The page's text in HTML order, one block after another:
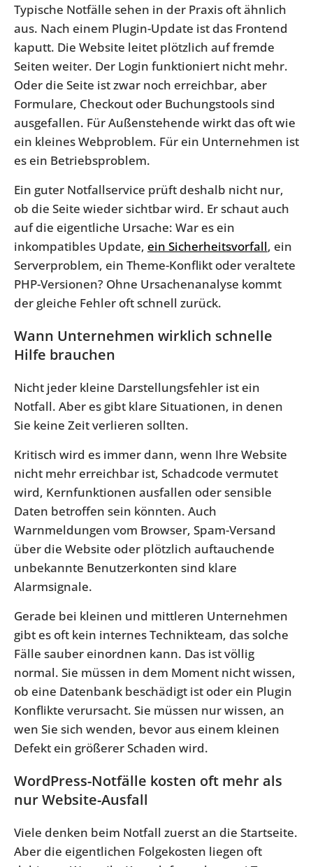
Typische Notfälle sehen in der Praxis oft ähnlich
aus. Nach einem Plugin-Update ist das Frontend
kaputt. Die Website leitet plötzlich auf fremde
Seiten weiter. Der Login funktioniert nicht mehr.
Oder die Seite ist zwar noch erreichbar, aber
Formulare, Checkout oder Buchungstools sind
ausgefallen. Für Außenstehende wirkt das oft wie
ein kleines Webproblem. Für ein Unternehmen ist
es ein Betriebsproblem.
Ein guter Notfallservice prüft deshalb nicht nur,
ob die Seite wieder sichtbar wird. Er schaut auch
auf die eigentliche Ursache: War es ein
inkompatibles Update, ein Sicherheitsvorfall, ein
Serverproblem, ein Theme-Konflikt oder veraltete
PHP-Versionen? Ohne Ursachenanalyse kommt
der gleiche Fehler oft schnell zurück.
Wann Unternehmen wirklich schnelle
Hilfe brauchen
Nicht jeder kleine Darstellungsfehler ist ein
Notfall. Aber es gibt klare Situationen, in denen
Sie keine Zeit verlieren sollten.
Kritisch wird es immer dann, wenn Ihre Website
nicht mehr erreichbar ist, Schadcode vermutet
wird, Kernfunktionen ausfallen oder sensible
Daten betroffen sein könnten. Auch
Warnmeldungen vom Browser, Spam-Versand
über die Website oder plötzlich auftauchende
unbekannte Benutzerkonten sind klare
Alarmsignale.
Gerade bei kleinen und mittleren Unternehmen
gibt es oft kein internes Technikteam, das solche
Fälle sauber einordnen kann. Das ist völlig
normal. Sie müssen in dem Moment nicht wissen,
ob eine Datenbank beschädigt ist oder ein Plugin
Konflikte verursacht. Sie müssen nur wissen, an
wen Sie sich wenden, bevor aus einem kleinen
Defekt ein größerer Schaden wird.
WordPress-Notfälle kosten oft mehr als
nur Website-Ausfall
Viele denken beim Notfall zuerst an die Startseite.
Aber die eigentlichen Folgekosten liegen oft